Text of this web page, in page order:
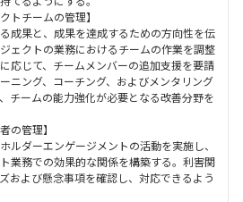
トチームの管理】
成果と、成果を達成するための方向性を伝
ェクトの業務におけるチームの作業を調整
応じて、チームメンバーの追加支援を要請
ニング、コーチング、およびメンタリング
チームの能力強化が必要となる改善分野を
の管理】
ルダーエンゲージメントの活動を実施し、
業務での効果的な関係を構築する。利害関
および懸念事項を確認し、対応できるよう